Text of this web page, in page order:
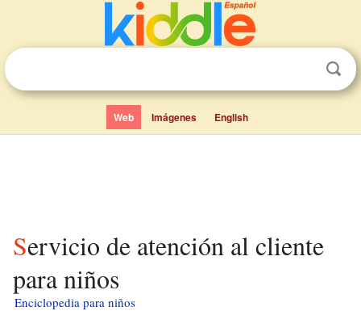
Web Imágenes English
Servicio de atención al cliente
para niños
Enciclopedia para niños